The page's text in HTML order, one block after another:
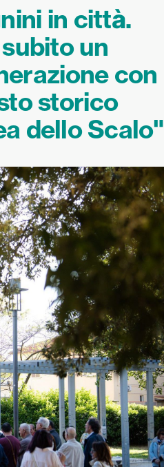
in città.
un
con
storico
dello Scalo"